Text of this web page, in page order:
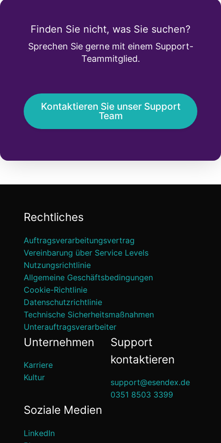
Finden Sie nicht, was Sie suchen?
Sprechen Sie gerne mit einem Support-
Teammitglied.
Kontaktieren Sie unser Support
Team
Rechtliches
Auftragsverarbeitungsvertrag
Vereinbarung über Service Levels
Nutzungsrichtlinie
Allgemeine Geschäftsbedingungen
Cookie-Richtlinie
Datenschutzrichtlinie
Technische Sicherheitsmaßnahmen
Unterauftragsverarbeiter
Unternehmen
Karriere
Kultur
Support
kontaktieren
support@esendex.de
0351 8503 3399
Soziale Medien
LinkedIn